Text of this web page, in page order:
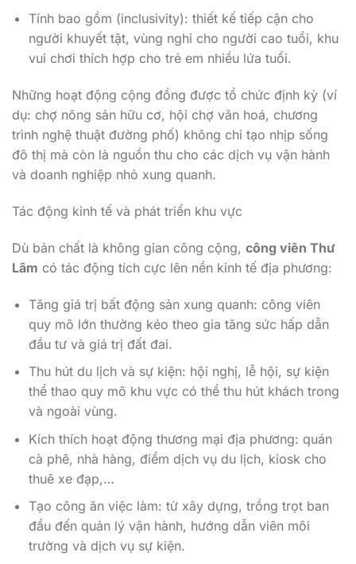
Tính bao gồm (inclusivity): thiết kế tiếp cận cho
người khuyết tật, vùng nghỉ cho người cao tuổi, khu
vui chơi thích hợp cho trẻ em nhiều lứa tuổi.
Những hoạt động cộng đồng được tổ chức định kỳ (ví
dụ: chợ nông sản hữu cơ, hội chợ văn hoá, chương
trình nghệ thuật đường phố) không chỉ tạo nhịp sống
đô thị mà còn là nguồn thu cho các dịch vụ vận hành
và doanh nghiệp nhỏ xung quanh.
Tác động kinh tế và phát triển khu vực
Dù bản chất là không gian công cộng, công viên Thư
Lâm có tác động tích cực lên nền kinh tế địa phương:
Tăng giá trị bất động sản xung quanh: công viên
quy mô lớn thường kéo theo gia tăng sức hấp dẫn
đầu tư và giá trị đất đai.
Thu hút du lịch và sự kiện: hội nghị, lễ hội, sự kiện
thể thao quy mô khu vực có thể thu hút khách trong
và ngoài vùng.
Kích thích hoạt động thương mại địa phương: quán
cà phê, nhà hàng, điểm dịch vụ du lịch, kiosk cho
thuê xe đạp,…
Tạo công ăn việc làm: từ xây dựng, trồng trọt ban
đầu đến quản lý vận hành, hướng dẫn viên môi
trường và dịch vụ sự kiện.